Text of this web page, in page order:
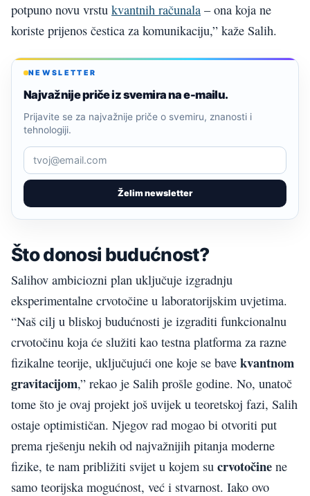
potpuno novu vrstu kvantnih računala – ona koja ne
koriste prijenos čestica za komunikaciju,” kaže Salih.
NEWSLETTER
Najvažnije priče iz svemira na e-mailu.
Želim newsletter
Prijavite se za najvažnije priče o svemiru, znanosti i
tehnologiji.
Što donosi budućnost?
Salihov ambiciozni plan uključuje izgradnju
eksperimentalne crvotočine u laboratorijskim uvjetima.
“Naš cilj u bliskoj budućnosti je izgraditi funkcionalnu
crvotočinu koja će služiti kao testna platforma za razne
fizikalne teorije, uključujući one koje se bave kvantnom
gravitacijom,” rekao je Salih prošle godine. No, unatoč
tome što je ovaj projekt još uvijek u teoretskoj fazi, Salih
ostaje optimističan. Njegov rad mogao bi otvoriti put
prema rješenju nekih od najvažnijih pitanja moderne
fizike, te nam približiti svijet u kojem su crvotočine ne
samo teorijska mogućnost, već i stvarnost. Iako ovo